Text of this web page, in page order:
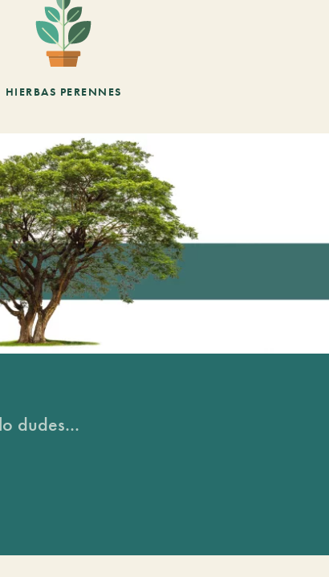
HIERBAS PERENNES
dudes...